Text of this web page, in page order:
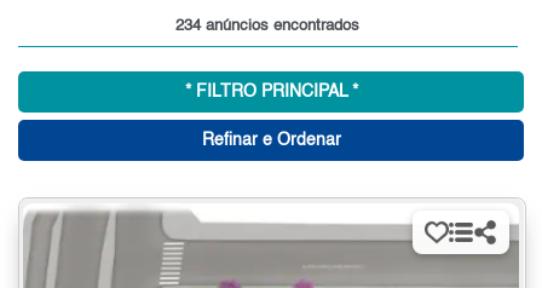
234 anúncios encontrados
* FILTRO PRINCIPAL *
Refinar e Ordenar